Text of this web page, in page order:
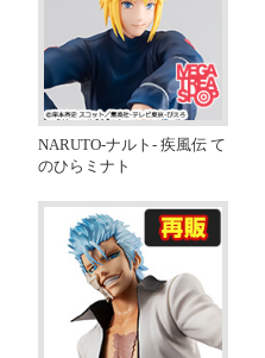
NARUTO-ナルト- 疾風伝 て
のひらミナト